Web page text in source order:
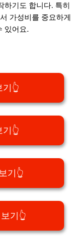
하기도 합니다. 특히
가성비를 중요하게
있어요.
👆
👆
기👆
기👆